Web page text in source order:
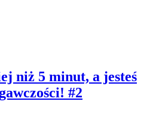
niż 5 minut, a jesteś
#2